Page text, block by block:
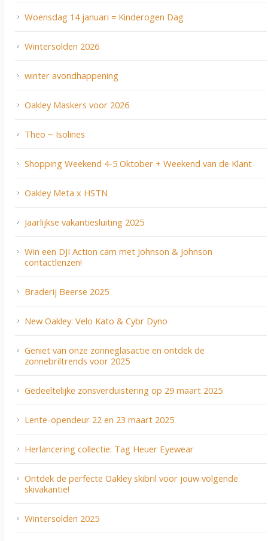
Woensdag 14 januari = Kinderogen Dag
Wintersolden 2026
winter avondhappening
Oakley Maskers voor 2026
Theo ~ Isolines
Shopping Weekend 4-5 Oktober + Weekend van de Klant
Oakley Meta x HSTN
Jaarlijkse vakantiesluiting 2025
Win een DJI Action cam met Johnson & Johnson
contactlenzen!
Braderij Beerse 2025
New Oakley: Velo Kato & Cybr Dyno
Geniet van onze zonneglasactie en ontdek de
zonnebriltrends voor 2025
Gedeeltelijke zonsverduistering op 29 maart 2025
Lente-opendeur 22 en 23 maart 2025
Herlancering collectie: Tag Heuer Eyewear
Ontdek de perfecte Oakley skibril voor jouw volgende
skivakantie!
Wintersolden 2025